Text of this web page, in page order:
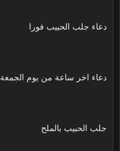
دعاء جلب الحبيب فورا
دعاء اخر ساعة من يوم الجمعة
جلب الحبيب بالملح